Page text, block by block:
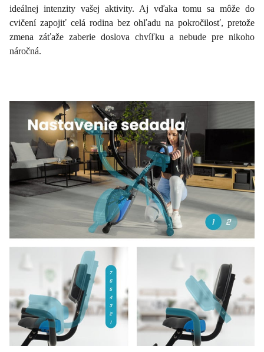
ideálnej intenzity vašej aktivity. Aj vďaka tomu sa môže do
cvičení zapojiť celá rodina bez ohľadu na pokročilosť, pretože
zmena záťaže zaberie doslova chvíľku a nebude pre nikoho
náročná.